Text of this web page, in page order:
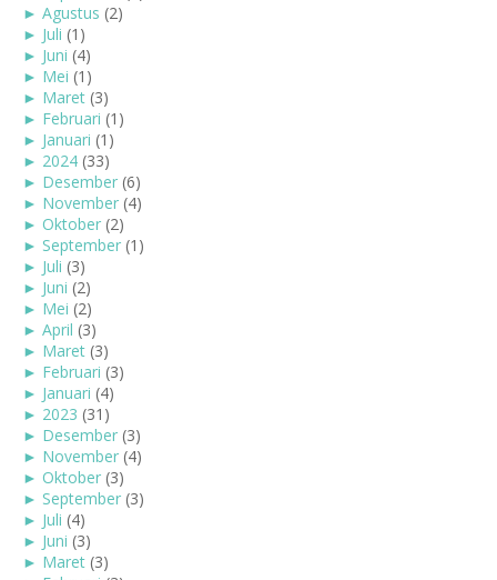
► Agustus (2)
► Juli (1)
► Juni (4)
► Mei (1)
► Maret (3)
► Februari (1)
► Januari (1)
► 2024 (33)
► Desember (6)
► November (4)
► Oktober (2)
► September (1)
► Juli (3)
► Juni (2)
► Mei (2)
► April (3)
► Maret (3)
► Februari (3)
► Januari (4)
► 2023 (31)
► Desember (3)
► November (4)
► Oktober (3)
► September (3)
► Juli (4)
► Juni (3)
► Maret (3)